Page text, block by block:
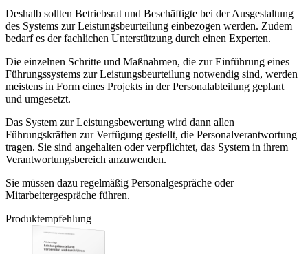
Deshalb sollten Betriebsrat und Beschäftigte bei der Ausgestaltung
des Systems zur Leistungsbeurteilung einbezogen werden. Zudem
bedarf es der fachlichen Unterstützung durch einen Experten.
Die einzelnen Schritte und Maßnahmen, die zur Einführung eines
Führungssystems zur Leistungsbeurteilung notwendig sind, werden
meistens in Form eines Projekts in der Personalabteilung geplant
und umgesetzt.
Das System zur Leistungsbewertung wird dann allen
Führungskräften zur Verfügung gestellt, die Personalverantwortung
tragen. Sie sind angehalten oder verpflichtet, das System in ihrem
Verantwortungsbereich anzuwenden.
Sie müssen dazu regelmäßig Personalgespräche oder
Mitarbeitergespräche führen.
Produktempfehlung